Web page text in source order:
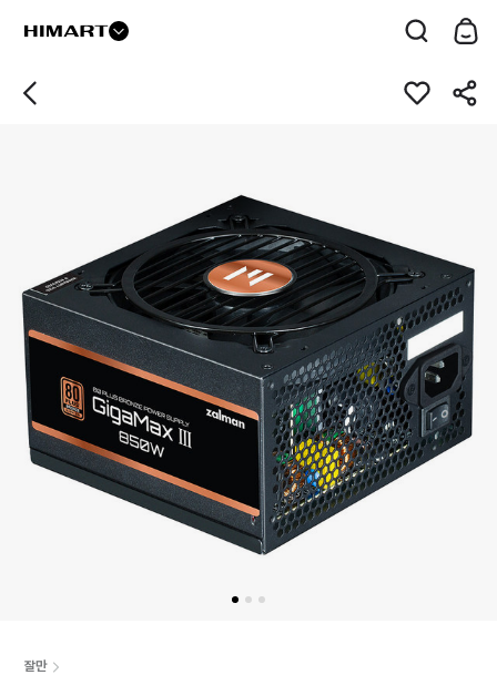
잘만